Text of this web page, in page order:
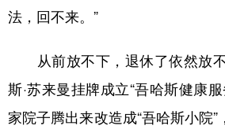
法，回不来。”
从前放不下，退休了依然放
斯·苏来曼挂牌成立“吾哈斯健康
家院子腾出来改造成“吾哈斯小院”